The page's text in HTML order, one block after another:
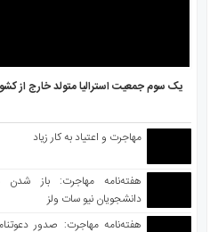
یک سوم جمعیت استرالیا متولد خارج از
مهاجرت و اعتیاد به کار زیاد
هفته‌نامه مهاجرت: باز شدن
دانشجویان نیو سات ولز